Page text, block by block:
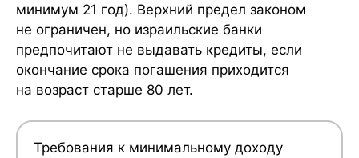
минимум 21 год). Верхний предел законом
не ограничен, но израильские банки
предпочитают не выдавать кредиты, если
окончание срока погашения приходится
на возраст старше 80 лет.
Требования к минимальному доходу